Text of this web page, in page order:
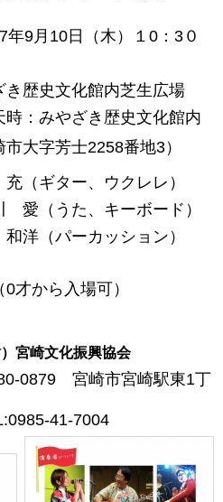
9月10 日（木） １0：3０
文化館内芝生広場
時：みやざき歴史文化館内
士2258番地3）
ター、ウクレレ）
、キーボード）
カッション）
ら入場可）
）宮崎文化振興協会
崎市宮崎駅東1丁
41-7004